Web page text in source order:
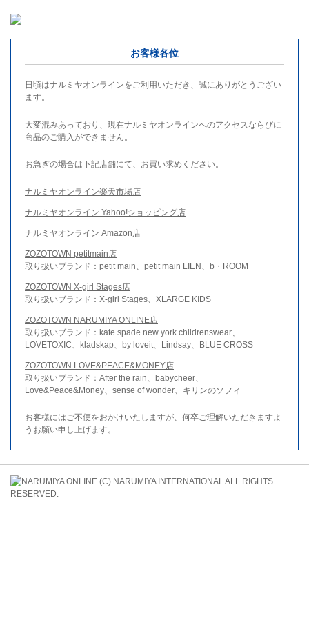
お客様各位
日頃はナルミヤオンラインをご利用いただき、誠にありがとうござい
ます。
大変混みあっており、現在ナルミヤオンラインへのアクセスならびに
商品のご購入ができません。
お急ぎの場合は下記店舗にて、お買い求めください。
ナルミヤオンライン楽天市場店
ナルミヤオンライン Yahoo!ショッピング店
ナルミヤオンライン Amazon店
ZOZOTOWN petitmain店
取り扱いブランド：petit main、petit main LIEN、b・ROOM
ZOZOTOWN X-girl Stages店
取り扱いブランド：X-girl Stages、XLARGE KIDS
ZOZOTOWN NARUMIYA ONLINE店
取り扱いブランド：kate spade new york childrenswear、
LOVETOXIC、kladskap、by loveit、Lindsay、BLUE CROSS
ZOZOTOWN LOVE&PEACE&MONEY店
取り扱いブランド：After the rain、babycheer、
Love&Peace&Money、sense of wonder、キリンのソフィ
お客様にはご不便をおかけいたしますが、何卒ご理解いただきますよ
うお願い申し上げます。